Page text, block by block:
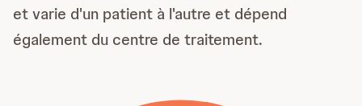
et varie d'un patient à l'autre et dépend
également du centre de traitement.